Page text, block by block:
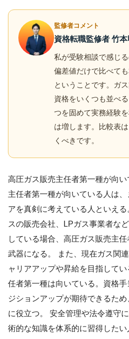
監修者コメント
資格転職監修者 竹
私が受験相談で感じ
偏差値だけで比べて
ということです。ガ
資格をいくつも並べ
つを固めて実務経験
は増します。比較表
くべきです。
高圧ガス販売主任者第一種が向
主任者第一種が向いている人は
アを真剣に考えている人といえ
スの販売会社、LPガス事業者な
している場合、高圧ガス販売主
武器になる。 また、現在ガス関
ャリアアップや昇給を目指して
任者第一種は向いている。資格
ジションアップが期待できるた
に役立つ。 安全管理や法令遵守
術的な知識を体系的に習得した